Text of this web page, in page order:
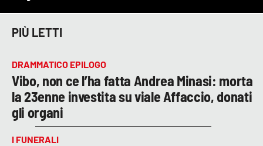
PIÙ LETTI
DRAMMATICO EPILOGO
Vibo, non ce l’ha fatta Andrea Minasi: morta
la 23enne investita su viale Affaccio, donati
gli organi
I FUNERALI